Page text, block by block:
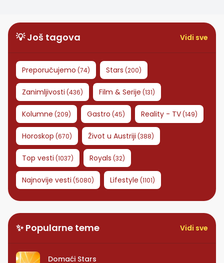
💡 Još tagova Vidi sve
Preporučujemo (74) Stars (200)
Zanimljivosti (436) Film & Serije (131)
Kolumne (209) Gastro (45) Reality - TV(149)
Horoskop (670) Život u Austriji (388)
Top vesti (1037) Royals (32)
Najnovije vesti (5080) Lifestyle (1101)
✨ Popularne teme Vidi sve
Domaći Stars